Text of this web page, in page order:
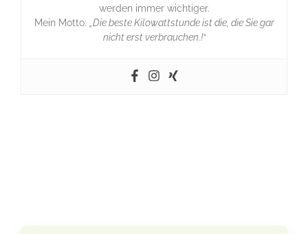
werden immer wichtiger.
Mein Motto:
„Die beste Kilowattstunde ist die, die Sie gar
nicht erst verbrauchen.!“